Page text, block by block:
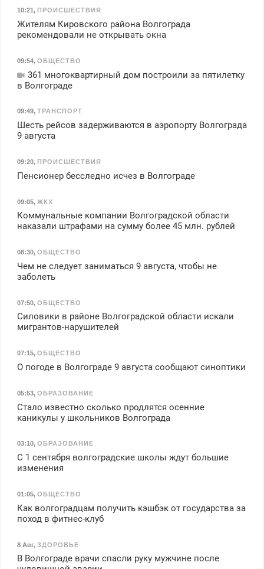
10:21, ПРОИСШЕСТВИЯ
Жителям Кировского района Волгограда
рекомендовали не открывать окна
09:54, ОБЩЕСТВО
361 многоквартирный дом построили за пятилетку
в Волгограде
09:49, ТРАНСПОРТ
Шесть рейсов задерживаются в аэропорту Волгограда
9 августа
09:20, ПРОИСШЕСТВИЯ
Пенсионер бесследно исчез в Волгограде
09:05, ЖКХ
Коммунальные компании Волгоградской области
наказали штрафами на сумму более 45 млн. рублей
08:30, ОБЩЕСТВО
Чем не следует заниматься 9 августа, чтобы не
заболеть
07:50, ОБЩЕСТВО
Силовики в районе Волгоградской области искали
мигрантов-нарушителей
07:15, ОБЩЕСТВО
О погоде в Волгограде 9 августа сообщают синоптики
05:53, ОБРАЗОВАНИЕ
Стало известно сколько продлятся осенние
каникулы у школьников Волгограда
03:10, ОБРАЗОВАНИЕ
С 1 сентября волгоградские школы ждут большие
изменения
01:05, ОБЩЕСТВО
Как волгоградцам получить кэшбэк от государства за
поход в фитнес-клуб
8 Авг, ЗДОРОВЬЕ
В Волгограде врачи спасли руку мужчине после